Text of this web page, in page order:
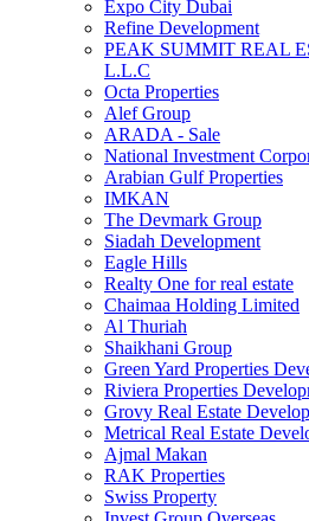
Expo City Dubai
Refine Development
PEAK SUMMIT REAL
L.L.C
Octa Properties
Alef Group
ARADA - Sale
National Investment
Arabian Gulf Properties
IMKAN
The Devmark Group
Siadah Development
Eagle Hills
Realty One for real estate
Chaimaa Holding Limited
Al Thuriah
Shaikhani Group
Green Yard Properties
Riviera Properties
Grovy Real Estate
Metrical Real Estate
Ajmal Makan
RAK Properties
Swiss Property